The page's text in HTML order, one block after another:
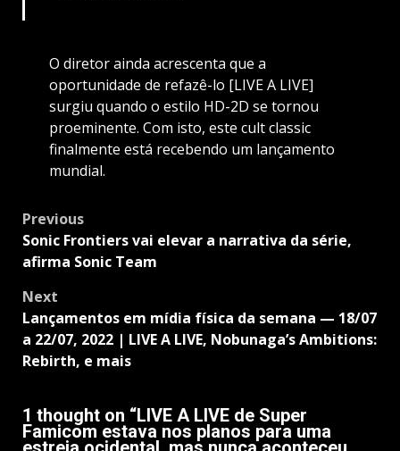
O diretor ainda acrescenta que a
oportunidade de refazê-lo [LIVE A LIVE]
surgiu quando o estilo HD-2D se tornou
proeminente. Com isto, este cult classic
finalmente está recebendo um lançamento
mundial.
Post
navigation
Previous
Sonic Frontiers vai elevar a narrativa da série,
afirma Sonic Team
Next
Lançamentos em mídia física da semana — 18/07
a 22/07, 2022 | LIVE A LIVE, Nobunaga’s Ambitions:
Rebirth, e mais
1 thought on “LIVE A LIVE de Super
Famicom estava nos planos para uma